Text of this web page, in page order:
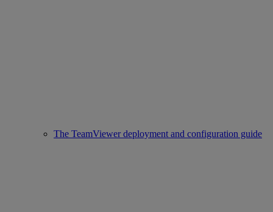
The TeamViewer deployment and configuration guide